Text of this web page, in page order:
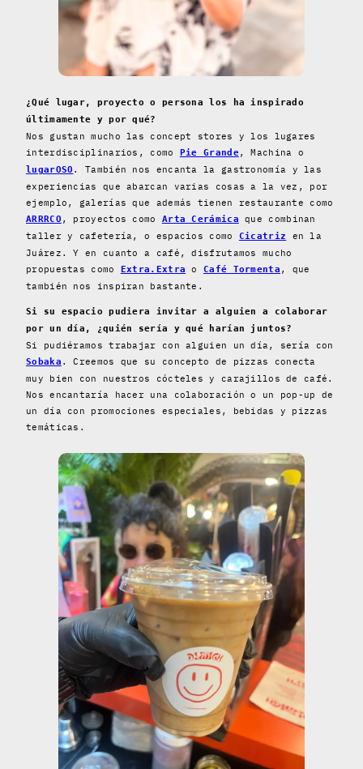
¿Qué lugar, proyecto o persona los ha inspirado
últimamente y por qué?
Nos gustan mucho las concept stores y los lugares
interdisciplinarios, como Pie Grande, Machina o
lugarOSO . También nos encanta la gastronomía y las
experiencias que abarcan varias cosas a la vez, por
ejemplo, galerías que además tienen restaurante como
ARRRCO , proyectos como Arta Cerámica
que combinan
taller y cafetería, o espacios como Cicatriz
en la
Juárez. Y en cuanto a café, disfrutamos mucho
propuestas como
Extra.Extra oCafé Tormenta , que
también nos inspiran bastante.
Si su espacio pudiera invitar a alguien a colaborar
por un día, ¿quién sería y qué harían juntos?
Si pudiéramos trabajar con alguien un día, sería con
Sobaka . Creemos que su concepto de pizzas conecta
muy bien con nuestros cócteles y carajillos de café.
Nos encantaría hacer una colaboración o un pop-up de
un día con promociones especiales, bebidas y pizzas
temáticas.